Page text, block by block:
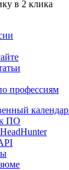
в 2 клика
профессиям
к ПО